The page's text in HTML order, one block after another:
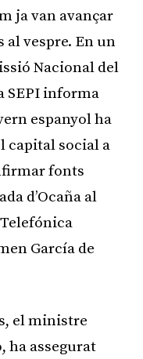
ja van avançar
vespre. En un
Nacional del
SEPI informa
espanyol ha
capital social a
fonts
d’Ocaña al
García de
el ministre
ha assegurat